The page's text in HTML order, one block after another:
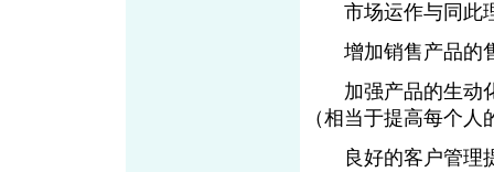
市场运作与同此
增加销售产品的售
加强产品的生动化
（相当于提高每个人
良好的客户管理提